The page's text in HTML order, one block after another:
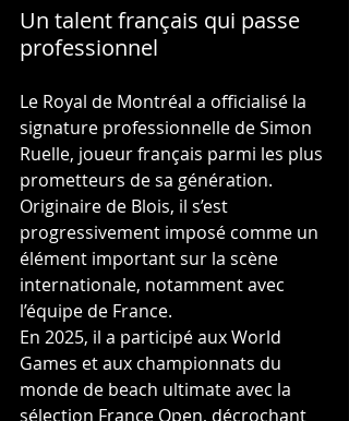
Un talent français qui passe
professionnel
Le Royal de Montréal a officialisé la
signature professionnelle de Simon
Ruelle, joueur français parmi les plus
prometteurs de sa génération.
Originaire de Blois, il s’est
progressivement imposé comme un
élément important sur la scène
internationale, notamment avec
l’équipe de France.
En 2025, il a participé aux World
Games et aux championnats du
monde de beach ultimate avec la
sélection France Open, décrochant